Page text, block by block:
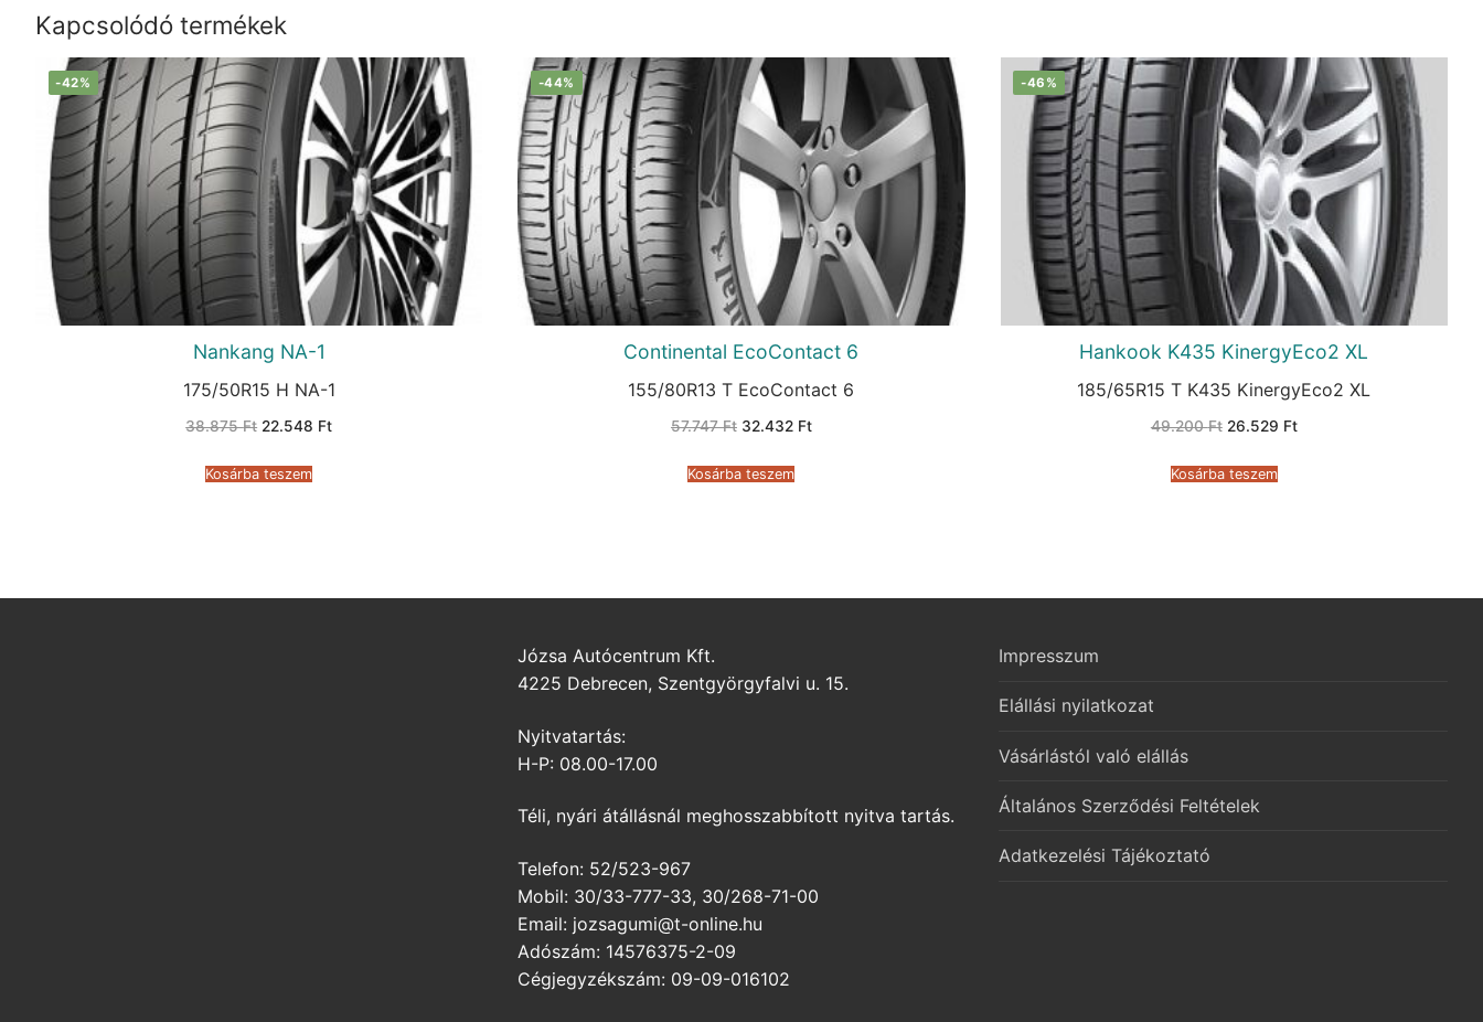
Kapcsolódó termékek
-42%
Nankang NA-1
175/50R15 H NA-1
38.875Ft Original
38.875 Ft.
22.548 FtCurrent
Kosárba teszem
-44%
Continental EcoContact 6
155/80R13 T EcoContact 6
57.747Ft Original
57.747 Ft.
32.432 FtCurrent
Kosárba teszem
-46%
Hankook K435 KinergyEco2 XL
185/65R15 T K435 KinergyEco2 XL
49.200Ft Original
49.200 Ft.
26.529 FtCurrent
Kosárba teszem
Józsa Autócentrum Kft.
4225 Debrecen, Szentgyörgyfalvi u. 15.
Nyitvatartás:
H-P: 08.00-17.00
Téli, nyári átállásnál meghosszabbított nyitva tartás.
Telefon: 52/523-967
Mobil: 30/33-777-33, 30/268-71-00
Email: jozsagumi@t-online.hu
Adószám: 14576375-2-09
Cégjegyzékszám: 09-09-016102
Impresszum
Elállási nyilatkozat
Vásárlástól való elállás
Általános Szerződési Feltételek
Adatkezelési Tájékoztató